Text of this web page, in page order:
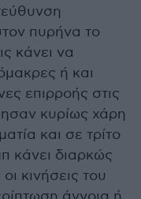
πυρήνα το
κάνει να
ή και
επιρροής στις
κυρίως χάρη
και σε τρίτο
κάνει διαρκώς
κινήσεις του